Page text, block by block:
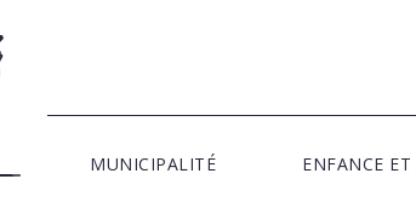
MUNICIPALITÉ ENFANCE ET